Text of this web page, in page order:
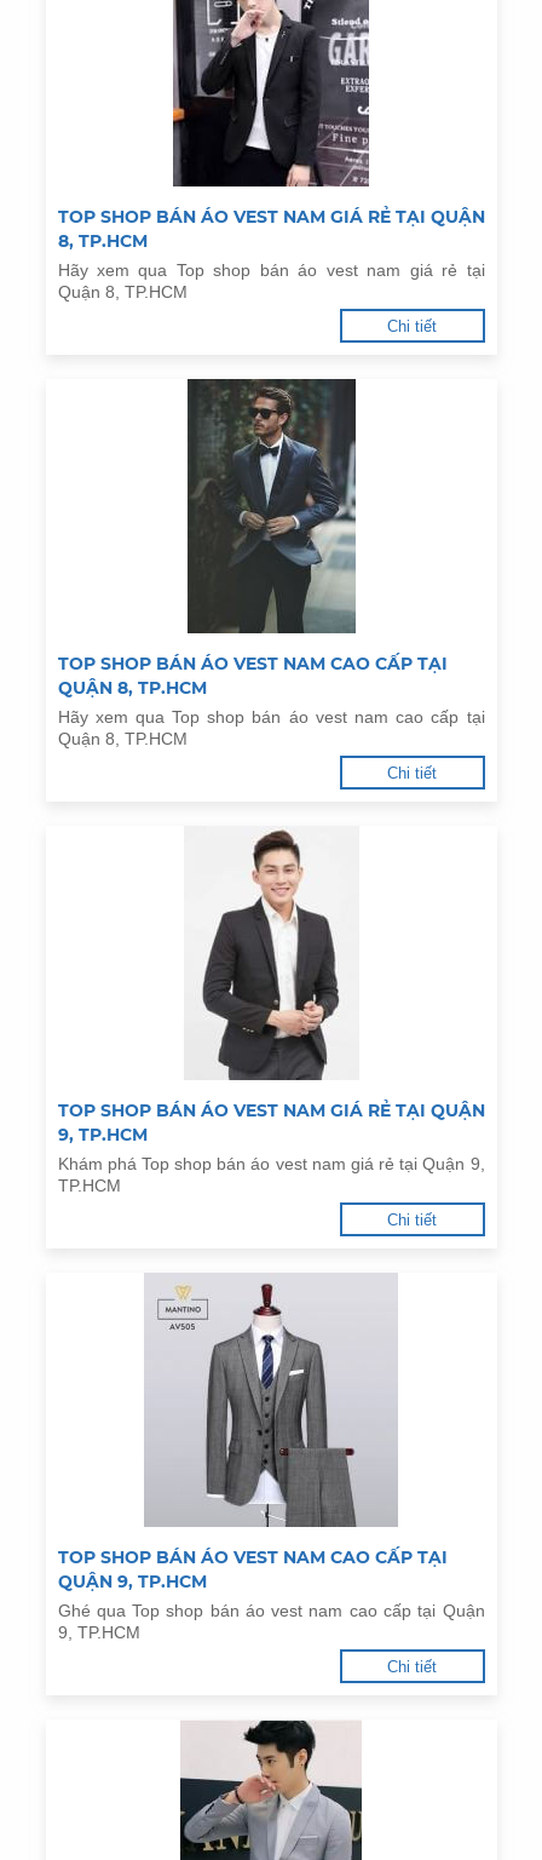
TOP SHOP BÁN ÁO VEST NAM GIÁ RẺ TẠI QUẬN
8, TP.HCM
Hãy xem qua Top shop bán áo vest nam giá rẻ tại
Quận 8, TP.HCM
Chi tiết
TOP SHOP BÁN ÁO VEST NAM CAO CẤP TẠI
QUẬN 8, TP.HCM
Hãy xem qua Top shop bán áo vest nam cao cấp tại
Quận 8, TP.HCM
Chi tiết
TOP SHOP BÁN ÁO VEST NAM GIÁ RẺ TẠI QUẬN
9, TP.HCM
Khám phá Top shop bán áo vest nam giá rẻ tại Quận 9,
TP.HCM
Chi tiết
TOP SHOP BÁN ÁO VEST NAM CAO CẤP TẠI
QUẬN 9, TP.HCM
Ghé qua Top shop bán áo vest nam cao cấp tại Quận
9, TP.HCM
Chi tiết